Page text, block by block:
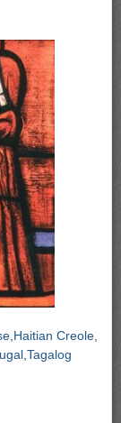
Haitian Creole
Tagalog